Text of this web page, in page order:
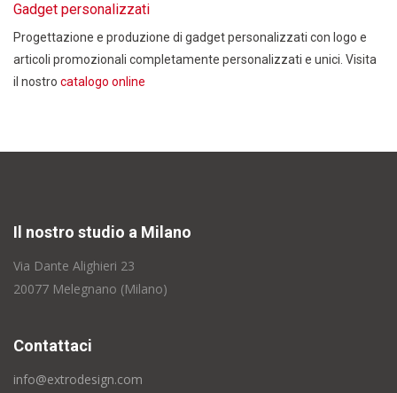
Gadget personalizzati
Progettazione e produzione di gadget personalizzati con logo e
articoli promozionali completamente personalizzati e unici. Visita
il nostro catalogo online
Il nostro studio a Milano
Via Dante Alighieri 23
20077 Melegnano (Milano)
Contattaci
info@extrodesign.com